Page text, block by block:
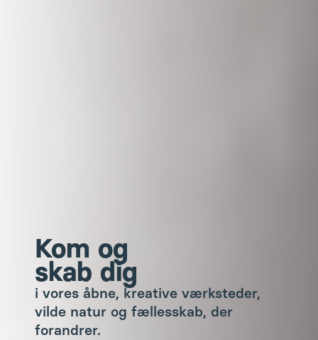
Kom og
skab dig
i vores åbne, kreative værksteder,
vilde natur og fællesskab, der
forandrer.